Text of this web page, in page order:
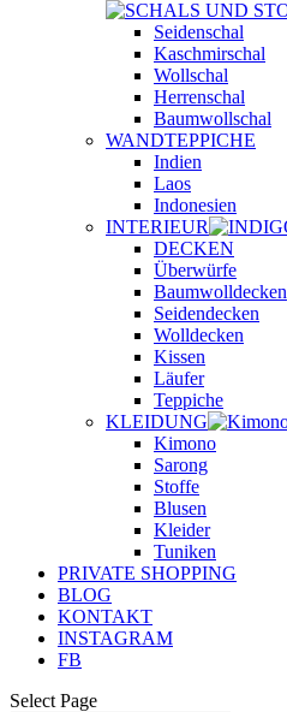
Seidenschal
Kaschmirschal
Wollschal
Herrenschal
Baumwollschal
WANDTEPPICHE
Indien
Laos
Indonesien
INTERIEUR
DECKEN
Überwürfe
Baumwolldecken
Seidendecken
Wolldecken
Kissen
Läufer
Teppiche
KLEIDUNG
Kimono
Sarong
Stoffe
Blusen
Kleider
Tuniken
PRIVATE SHOPPING
BLOG
KONTAKT
INSTAGRAM
FB
Select Page